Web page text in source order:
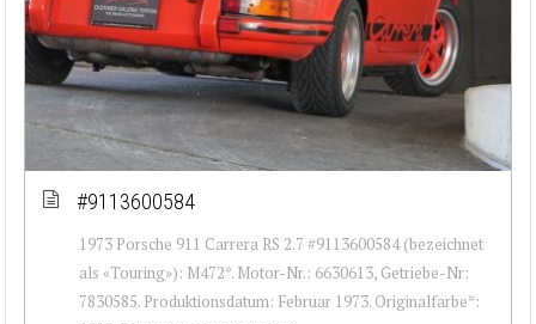
#9113600584
1973 Porsche 911 Carrera RS 2.7 #9113600584 (bezeichnet
als «Touring»): M472*. Motor-Nr.: 6630613, Getriebe-Nr:
7830585. Produktionsdatum: Februar 1973. Originalfarbe*: